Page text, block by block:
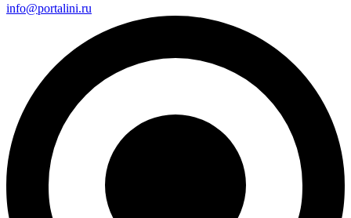
info@portalini.ru